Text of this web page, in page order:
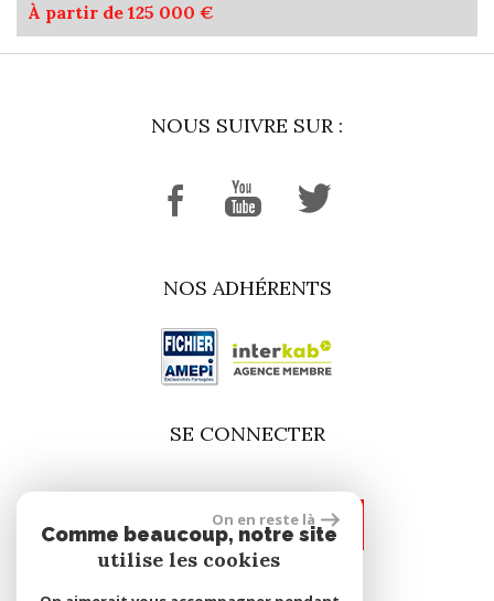
À partir de 125 000 €
NOUS SUIVRE SUR :
NOS ADHÉRENTS
SE CONNECTER
espace propriétaire
On en reste là
Comme beaucoup, notre site
utilise les cookies